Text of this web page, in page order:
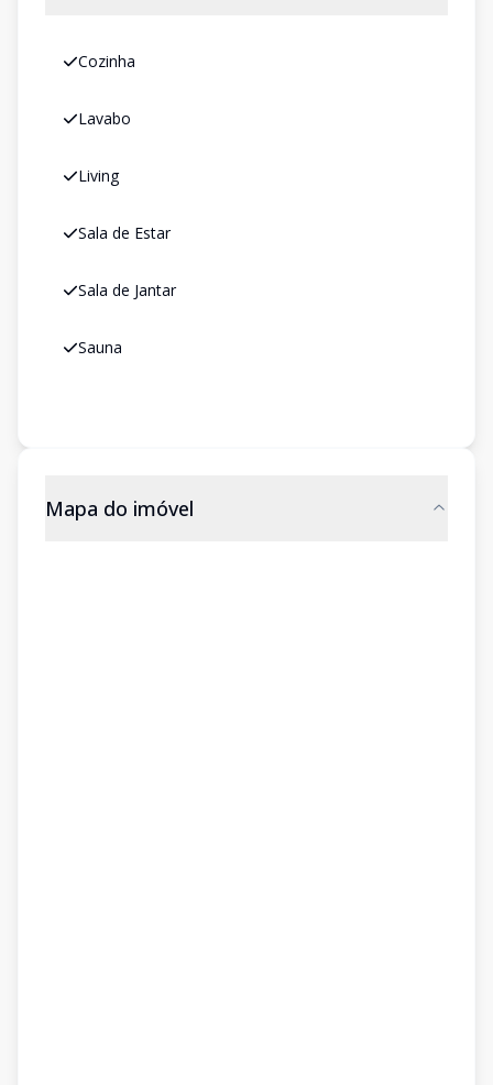
Cozinha
Lavabo
Living
Sala de Estar
Sala de Jantar
Sauna
Mapa do imóvel